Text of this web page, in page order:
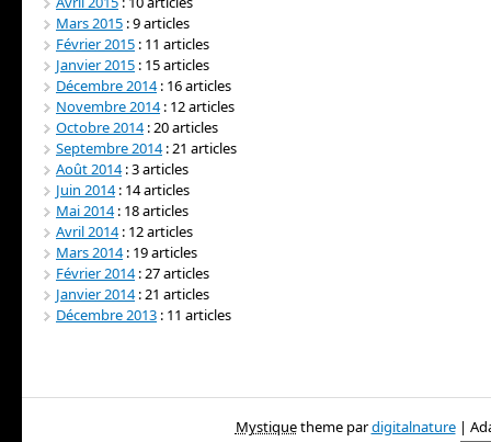
Mars 2015 : 9 articles
Février 2015 : 11 articles
Janvier 2015 : 15 articles
Décembre 2014: 16 articles
Novembre 2014: 12 articles
Octobre 2014: 20 articles
Septembre 2014: 21 articles
Août 2014: 3 articles
Juin 2014: 14 articles
Mai 2014: 18 articles
Avril 2014: 12 articles
Mars 2014: 19 articles
Février 2014: 27 articles
Janvier 2014: 21 articles
Décembre 2013 : 11 articles
Mystiquetheme pardigitalnature|